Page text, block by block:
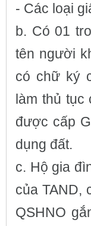
- Các loại
b. Có 01
tên người
có chữ ký
làm thủ
được cấp
dụng đất.
c. Hộ gia
của TAND,
QSHNO